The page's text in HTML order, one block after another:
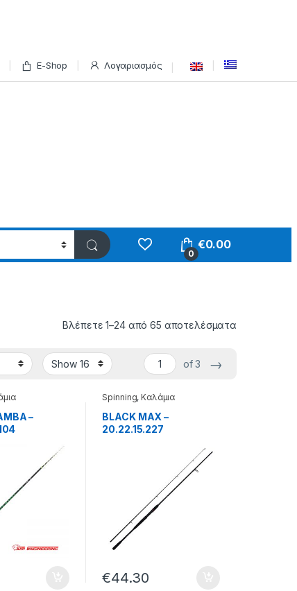
E-Shop Λογαριασμός
0
€0.00
Βλέπετε 1–24 από 65 αποτελέσματα
of 3 →
–
Spinning,Καλάμια
BLACK MAX –
20.22.15.227
€44.30